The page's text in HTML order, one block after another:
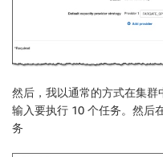
然后，我以通常的方式在集
输入要执行 10 个任务。然后
务